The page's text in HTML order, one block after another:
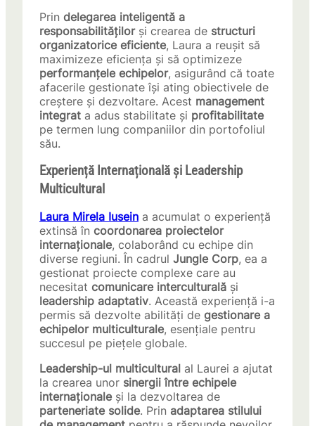
Prin delegarea inteligentă a
responsabilitățilorși crearea de structuri
organizatorice eficiente, Laura a reușit să
maximizeze eficiența și să optimizeze
performanțele echipelor, asigurând că toate
afacerile gestionate își ating obiectivele de
creștere și dezvoltare. Acest management
integrat a adus stabilitate și profitabilitate
pe termen lung companiilor din portofoliul
său.
Experiență Internațională și Leadership
Multicultural
Laura Mirela Iusein a acumulat o experiență
extinsă în coordonarea proiectelor
internaționale, colaborând cu echipe din
diverse regiuni. În cadrul Jungle Corp, ea a
gestionat proiecte complexe care au
necesitat comunicare interculturală și
leadership adaptativ. Această experiență i-a
permis să dezvolte abilități de gestionare a
echipelor multiculturale, esențiale pentru
succesul pe piețele globale.
Leadership-ul multicultural al Laurei a ajutat
la crearea unor sinergii între echipele
internaționaleși la dezvoltarea de
parteneriate solide. Prin adaptarea stilului